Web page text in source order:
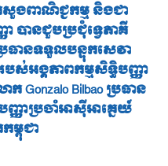
សួងពាណិជ្ជកម្ម និងជា
ា បានជួបប្រជុំទ្វេភាគី
រធានទទួលបន្ទុកសេវា
បស់អង្គភាពកម្មសិទ្ធិបញ្ញា
Bilbao ប្រធាន
ញាប្រចាំអាស៊ីអាគ្នេយ៍​
ម្ពុជា